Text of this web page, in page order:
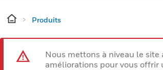
Produits
Nous mettons à niveau le
améliorations pour vous offrir